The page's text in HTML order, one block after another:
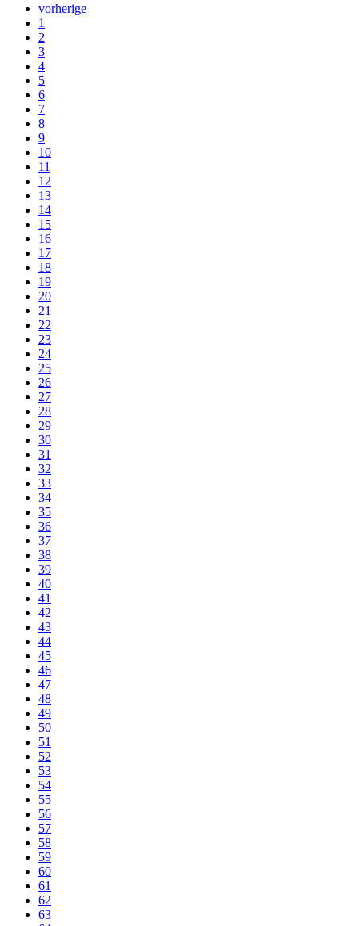
vorherige
1
2
3
4
5
6
7
8
9
10
11
12
13
14
15
16
17
18
19
20
21
22
23
24
25
26
27
28
29
30
31
32
33
34
35
36
37
38
39
40
41
42
43
44
45
46
47
48
49
50
51
52
53
54
55
56
57
58
59
60
61
62
63